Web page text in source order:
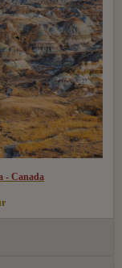
- Canada